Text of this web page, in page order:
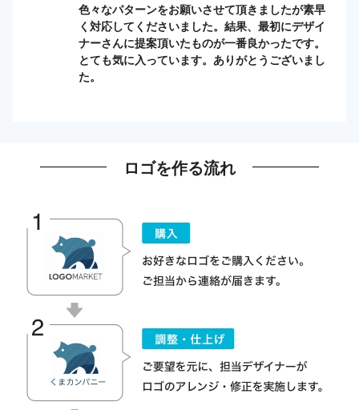
色々なパターンをお願いさせて頂きましたが素早
く対応してくださいました。結果、最初にデザイ
ナーさんに提案頂いたものが一番良かったです。
とても気に入っています。ありがとうございまし
た。
ロゴを作る流れ